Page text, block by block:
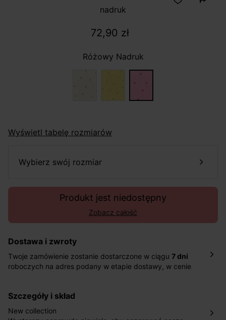
nadruk
72,90 zł
Różowy Nadruk
Wyświetl tabelę rozmiarów
wybierz swój rozmiar
Produkt jest niedostępny
Zobacz całość
Dostawa i zwroty
Twoje zamówienie zostanie dostarczone w ciągu 7 dni
roboczych na adres podany w etapie dostawy, w cenie
pośrednictwem DHL Express.
Nowość: Zamówienia dostarczamy w ciągu 4-6 dni
szczegóły i skład
New collection